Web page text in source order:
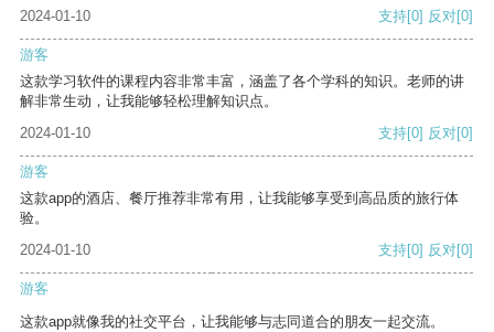
2024-01-10
支持[0] 反对[0]
游客
这款学习软件的课程内容非常丰富，涵盖了各个学科的知识。老师的讲
解非常生动，让我能够轻松理解知识点。
2024-01-10
支持[0] 反对[0]
游客
这款app的酒店、餐厅推荐非常有用，让我能够享受到高品质的旅行体
验。
2024-01-10
支持[0] 反对[0]
游客
这款app就像我的社交平台，让我能够与志同道合的朋友一起交流。